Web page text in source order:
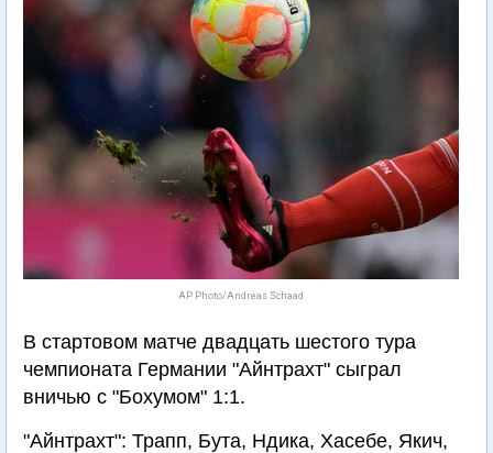
AP Photo/Andreas Schaad
В стартовом матче двадцать шестого тура
чемпионата Германии "Айнтрахт" сыграл
вничью с "Бохумом" 1:1.
"Айнтрахт": Трапп, Бута, Ндика, Хасебе, Якич,